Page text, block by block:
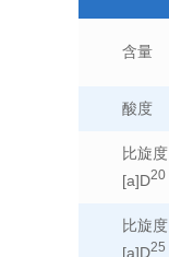
含量
酸度
比旋度
[a]D20
比旋度
[a]D25